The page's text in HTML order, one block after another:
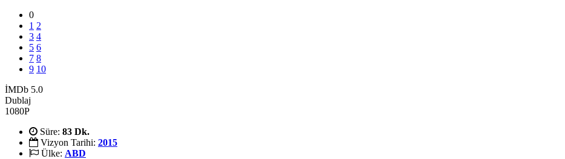
0
1 2
3 4
5 6
7 8
9 10
İMDb 5.0
Dublaj
1080P
Süre: 83 Dk.
Vizyon Tarihi: 2015
Ülke: ABD